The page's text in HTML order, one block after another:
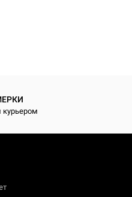
курьером